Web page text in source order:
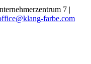
7 |
farbe.com